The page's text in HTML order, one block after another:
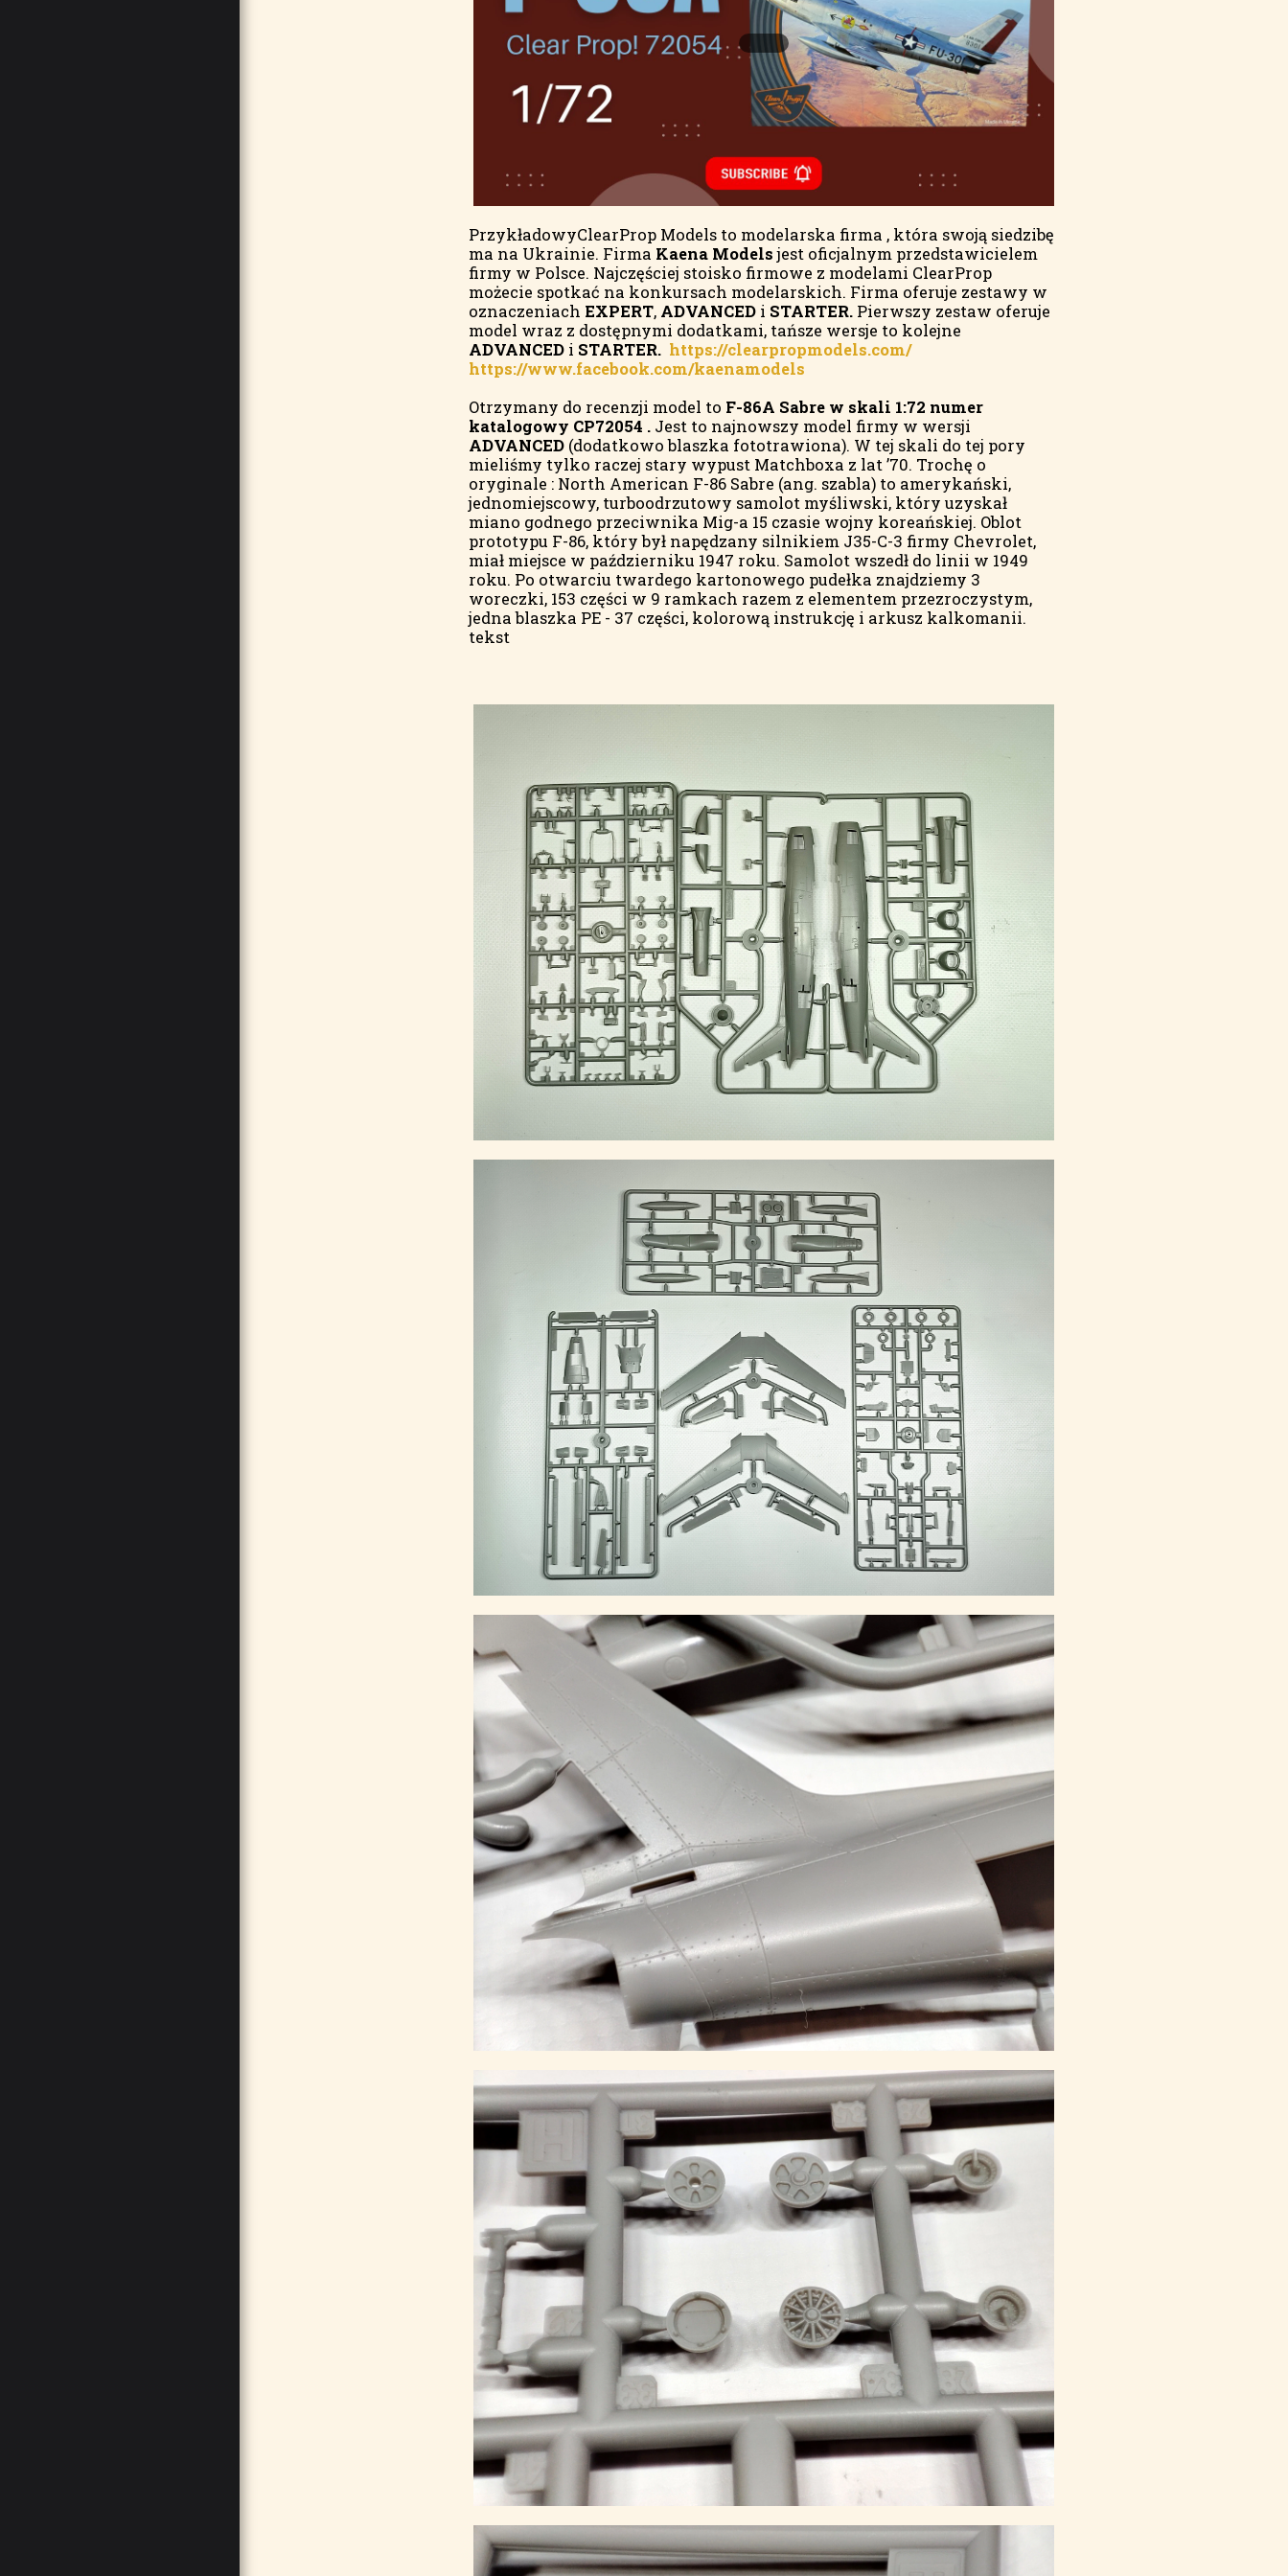
PrzykładowyClearProp Models to modelarska firma , która swoją siedzibę
ma na Ukrainie. Firma Kaena Modelsjest oficjalnym przedstawicielem
firmy w Polsce. Najczęściej stoisko firmowe z modelami ClearProp
możecie spotkać na konkursach modelarskich. Firma oferuje zestawy w
oznaczeniach EXPERT,ADVANCEDi STARTER. Pierwszy zestaw oferuje
model wraz z dostępnymi dodatkami, tańsze wersje to kolejne
ADVANCEDi STARTER. https://clearpropmodels.com/
https://www.facebook.com/kaenamodels
Otrzymany do recenzji model to F-86A Sabre w skali 1:72 numer
katalogowy CP72054 . Jest to najnowszy model firmy w wersji
ADVANCED (dodatkowo blaszka fototrawiona). W tej skali do tej pory
mieliśmy tylko raczej stary wypust Matchboxa z lat ’70. Trochę o
oryginale : North American F-86 Sabre (ang. szabla) to amerykański,
jednomiejscowy, turboodrzutowy samolot myśliwski, który uzyskał
miano godnego przeciwnika Mig-a 15 czasie wojny koreańskiej. Oblot
prototypu F-86, który był napędzany silnikiem J35-C-3 firmy Chevrolet,
miał miejsce w październiku 1947 roku. Samolot wszedł do linii w 1949
roku. Po otwarciu twardego kartonowego pudełka znajdziemy 3
woreczki, 153 części w 9 ramkach razem z elementem przezroczystym,
jedna blaszka PE - 37 części, kolorową instrukcję i arkusz kalkomanii.
tekst